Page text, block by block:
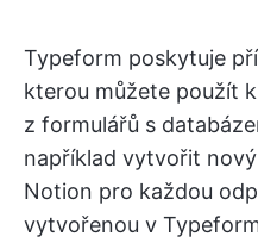
Typeform poskytuje
kterou můžete použít
z formulářů s
například vytvořit
Notion pro každou
vytvořenou v